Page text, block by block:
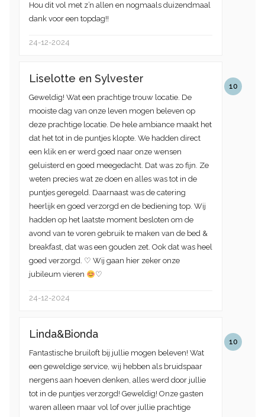
Hou dit vol met z’n allen en nogmaals duizendmaal
dank voor een topdag!!
24-12-2024
10
Liselotte en Sylvester
Geweldig! Wat een prachtige trouw locatie. De
mooiste dag van onze leven mogen beleven op
deze prachtige locatie. De hele ambiance maakt het
dat het tot in de puntjes klopte. We hadden direct
een klik en er werd goed naar onze wensen
geluisterd en goed meegedacht. Dat was zo fijn. Ze
weten precies wat ze doen en alles was tot in de
puntjes geregeld. Daarnaast was de catering
heerlijk en goed verzorgd en de bediening top. Wij
hadden op het laatste moment besloten om de
avond van te voren gebruik te maken van de bed &
breakfast, dat was een gouden zet. Ook dat was heel
goed verzorgd. ♡︎ Wij gaan hier zeker onze
jubileum vieren
♡︎
24-12-2024
10
Linda&Bionda
Fantastische bruiloft bij jullie mogen beleven! Wat
een geweldige service, wij hebben als bruidspaar
nergens aan hoeven denken, alles werd door jullie
tot in de puntjes verzorgd! Geweldig! Onze gasten
waren alleen maar vol lof over jullie prachtige